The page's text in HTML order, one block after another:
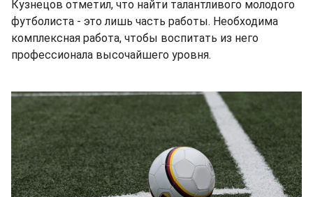
Кузнецов отметил, что найти талантливого молодого
футболиста - это лишь часть работы. Необходима
комплексная работа, чтобы воспитать из него
профессионала высочайшего уровня.